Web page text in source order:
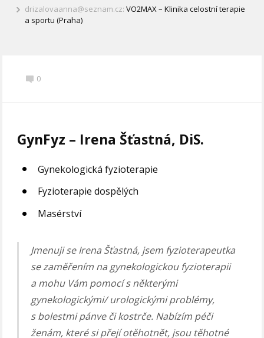
0
GynFyz – Irena Šťastná, DiS.
Gynekologická fyzioterapie
Fyzioterapie dospělých
Masérství
Jmenuji se Irena Šťastná, jsem fyzioterapeutka
se zaměřením na gynekologickou fyzioterapii
a mohu Vám pomocí s některými
gynekologickými/ urologickými problémy,
s bolestmi pánve či kostrče. Nabízím péči
ženám, které si přejí otěhotnět, jsou těhotné
drizalovaanna@seznam.cz:VO2MAX – Klinika celostní terapie
a sportu (Praha)